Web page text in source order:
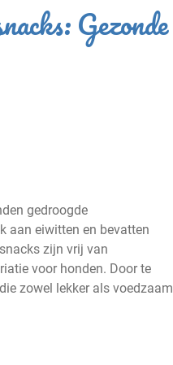
Gezonde
gedroogde
aan eiwitten en bevatten
zijn vrij van
voor honden. Door te
zowel lekker als voedzaam